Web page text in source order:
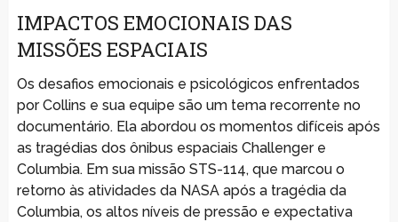
IMPACTOS EMOCIONAIS DAS
MISSÕES ESPACIAIS
Os desafios emocionais e psicológicos enfrentados
por Collins e sua equipe são um tema recorrente no
documentário. Ela abordou os momentos difíceis após
as tragédias dos ônibus espaciais Challenger e
Columbia. Em sua missão STS-114, que marcou o
retorno às atividades da NASA após a tragédia da
Columbia, os altos níveis de pressão e expectativa